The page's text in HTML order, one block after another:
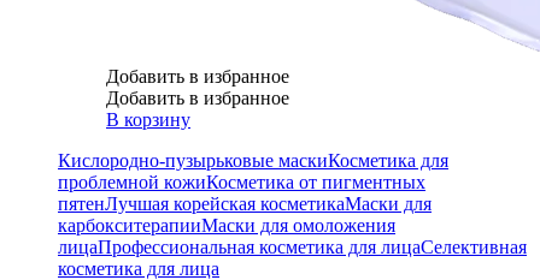
Добавить в избранное
Добавить в избранное
В корзину
Кислородно-пузырьковые маскиКосметика для
проблемной кожиКосметика от пигментных
пятенЛучшая корейская косметикаМаски для
карбокситерапииМаски для омоложения
лицаПрофессиональная косметика для лицаСелективная
косметика для лица